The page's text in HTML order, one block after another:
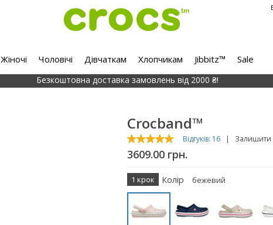
Жіночі Чоловічі Дівчаткам Хлопчикам Jibbitz™ Sale
Безкоштовна доставка замовлень від 2000 ₴!
Crocband™
Відгуків: 16 | Залишити
3609.00 грн.
1 крок Колір бежевий